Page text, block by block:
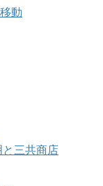
動
と三共商店